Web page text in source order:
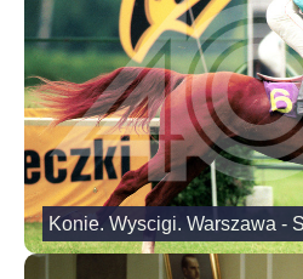
Konie. Wyscigi. Warszawa -